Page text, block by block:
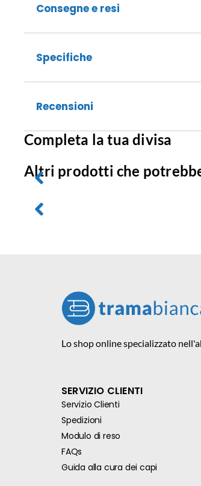
Consegne e resi
Specifiche
Recensioni
Completa la tua divisa
Altri prodotti che
Lo shop online specializzato
SERVIZIO CLIENTI
Servizio Clienti
Spedizioni
Modulo di reso
FAQs
Guida alla cura dei capi